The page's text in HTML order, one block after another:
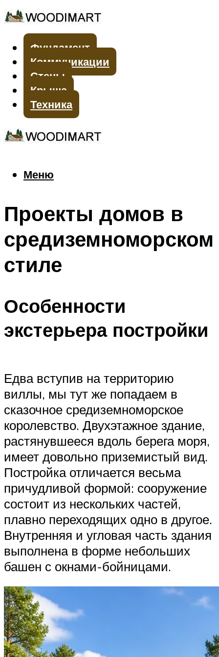
Фундамент
Коммуникации
Стены
Крыша
Техника
Меню
Меню
Проекты домов в
средиземноморском
стиле
Особенности
экстерьера постройки
Едва вступив на территорию
виллы, мы тут же попадаем в
сказочное средиземноморское
королевство. Двухэтажное здание,
растянувшееся вдоль берега моря,
имеет довольно приземистый вид.
Постройка отличается весьма
причудливой формой: сооружение
состоит из нескольких частей,
плавно переходящих одно в другое.
Внутренняя и угловая часть здания
выполнена в форме небольших
башен с окнами-бойницами.